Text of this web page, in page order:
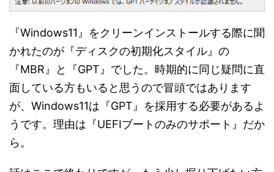
『Windows11』をクリーンインストールする際に聞
かれたのが『ディスクの初期化スタイル』の
『MBR』と『GPT』でした。時期的に同じ疑問に直
面している方もいると思うので冒頭ではあります
が、Windows11は『GPT』を採用する必要があるよ
うです。理由は『UEFIブートのみのサポート』だか
ら。